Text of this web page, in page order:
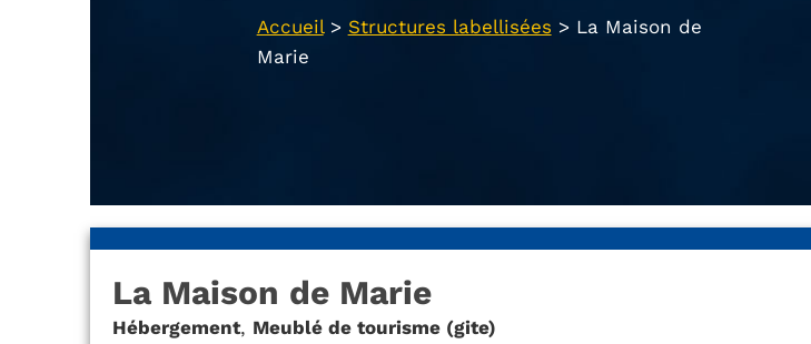
Accueil> Structures labellisées > La Maison de
Marie
La Maison de Marie
Hébergement, Meublé de tourisme (gite)